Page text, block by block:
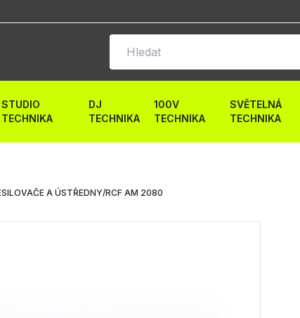
STUDIO
TECHNIKA
DJ
TECHNIKA
100V
TECHNIKA
SVĚTELNÁ
TECHNIKA
A ÚSTŘEDNY/RCF AM 2080